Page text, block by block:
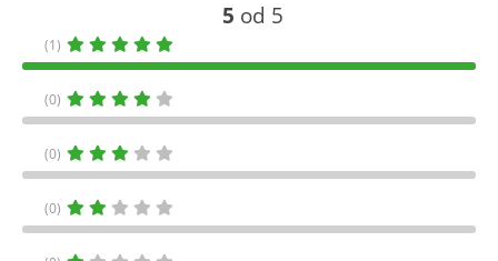
5 od 5
(1)
(0)
(0)
(0)